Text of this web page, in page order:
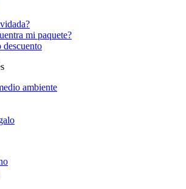
mi paquete?
descuento
ambiente